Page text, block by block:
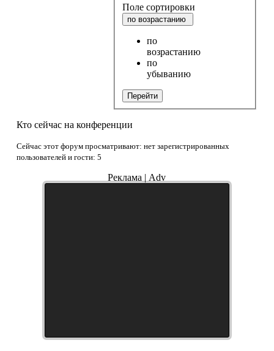
Поле сортировки
по возрастанию
по
возрастанию
по
убыванию
Перейти
Кто сейчас на конференции
Сейчас этот форум просматривают: нет зарегистрированных
пользователей и гости: 5
Реклама | Adv